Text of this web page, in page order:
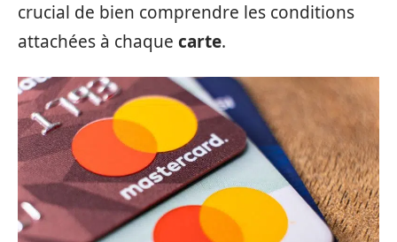
crucial de bien comprendre les conditions
attachées à chaque carte.